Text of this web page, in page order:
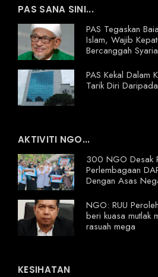
PAS SANA SINI...
PAS Tegaskan
Islam, Wajib
Bercanggah
PAS Kekal Dalam
Tarik Diri
AKTIVITI NGO...
300 NGO Desak
Perlembagaan
Dengan Asas
NGO: RUU
beri kuasa mutlak
rasuah mega
KESIHATAN